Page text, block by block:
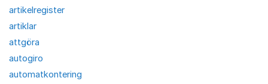
artikelregister
artiklar
attgöra
autogiro
automatkontering